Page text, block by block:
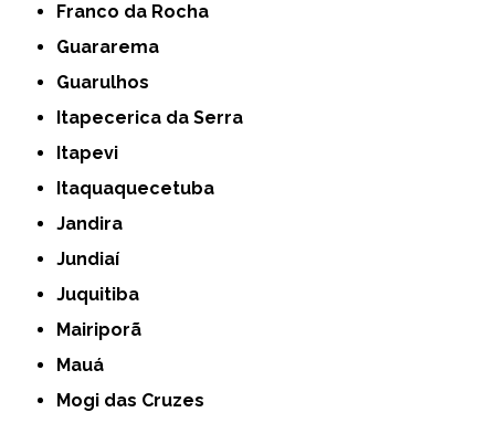
Franco da Rocha
Guararema
Guarulhos
Itapecerica da Serra
Itapevi
Itaquaquecetuba
Jandira
Jundiaí
Juquitiba
Mairiporã
Mauá
Mogi das Cruzes